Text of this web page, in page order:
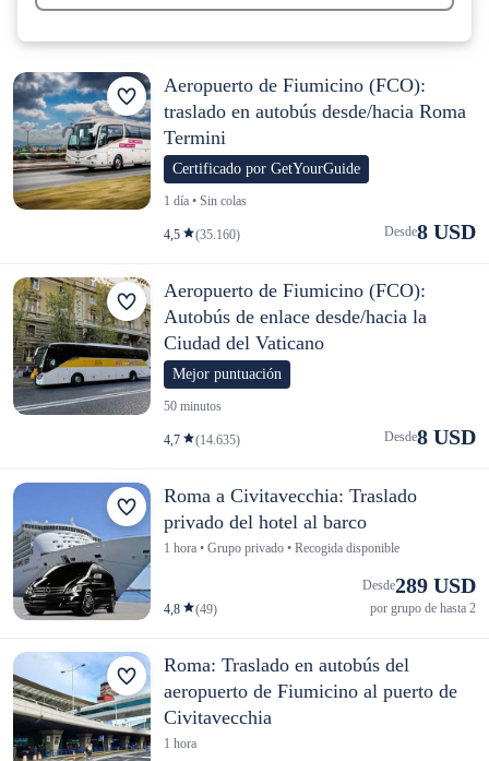
Aeropuerto de Fiumicino (FCO):
traslado en autobús desde/hacia Roma
Termini
Certificado por GetYourGuide
1 día • Sin colas
4,5 (35.160) Desde8 USD
Aeropuerto de Fiumicino (FCO):
Autobús de enlace desde/hacia la
Ciudad del Vaticano
Mejor puntuación
50 minutos
4,7 (14.635) Desde8 USD
Roma a Civitavecchia: Traslado
privado del hotel al barco
1 hora • Grupo privado • Recogida disponible
4,8 (49)
Desde289 USD
por grupo de hasta 2
Roma: Traslado en autobús del
aeropuerto de Fiumicino al puerto de
Civitavecchia
1 hora